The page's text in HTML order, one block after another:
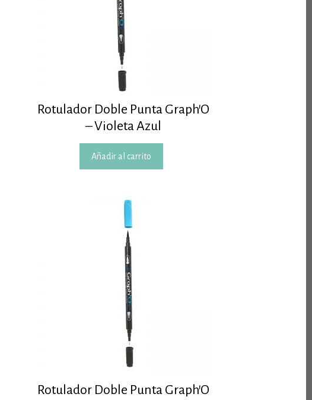
Rotulador Doble Punta Graph’O
– Violeta Azul
Añadir al carrito
Rotulador Doble Punta Graph’O